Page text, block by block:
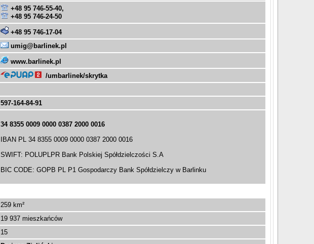
+48 95 746-55-40,
+48 95 746-24-50
+48 95 746-17-04
umig@barlinek.pl
www.barlinek.pl
/umbarlinek/skrytka
597-164-84-91
34 8355 0009 0000 0387 2000 0016
IBAN PL 34 8355 0009 0000 0387 2000 0016
SWIFT: POLUPLPR Bank Polskiej Spółdzielczości S.A
BIC CODE: GOPB PL P1 Gospodarczy Bank Spółdzielczy w Barlinku
259 km²
19 937 mieszkańców
15